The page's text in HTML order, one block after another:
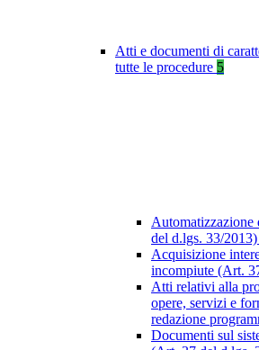
Atti e documenti di
tutte le procedure 5
Automatizzazione
del d.lgs. 33/2013)
Acquisizione
incompiute (Art.
Atti relativi alla
opere, servizi e
redazione
Documenti sul